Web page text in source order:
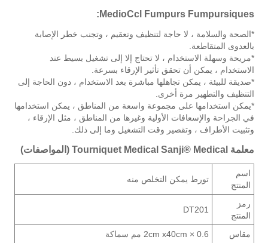
MedioCcl Fumpurs Fumpursiques:
*الصحة والسلامة ، لا حاجة لتنظيف وتعقيم ، وتجنب خطر الإصابة
بالعدوى المتقاطعة.
*مريحة وسهلة الاستخدام ، لا تحتاج إلا إلى تشغيل بسيط عند
الاستخدام ، يمكن أن تحقق تأثير الإرقاء بسرعة.
*صديقة للبيئة ، يمكن تجاهلها مباشرة بعد الاستخدام ، دون الحاجة إلى
التنظيف والتطهير مرة أخرى.
*يمكن استخدامها على مجموعة واسعة من المناطق ، يمكن استخدامها
في الجراحة والإسعافات الأولية وغيرها من المناطق ، مثل الإرقاء ،
وتثبيت الأطراف ، وتقصير وقت التشغيل وما إلى ذلك.
معلمة Tourniquet Medical Sanji® Medical (المواصفات)
اسم
المنتج
تورط يمكن التخلص منه
رمز
المنتج
DT201
مقاس 2cm x40cm × 0.6 مم سماكة